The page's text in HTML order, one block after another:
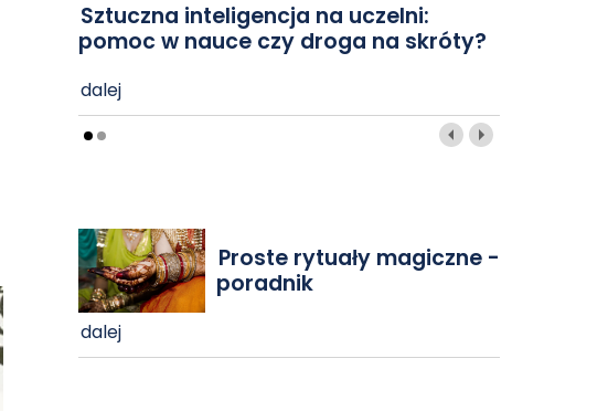
Sztuczna inteligencja na uczelni:
pomoc w nauce czy droga na skróty?
dalej
Proste rytuały magiczne -
poradnik
dalej